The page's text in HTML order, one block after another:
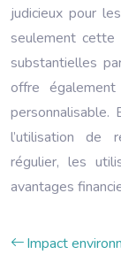
judicieux pour
seulement cette
substantielles
offre
personnalisable.
l’utilisation de
régulier, les
avantages
Impact